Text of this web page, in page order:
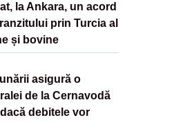
la Ankara, un acord
prin Turcia al
și bovine
asigură o
de la Cernavodă
debitele vor